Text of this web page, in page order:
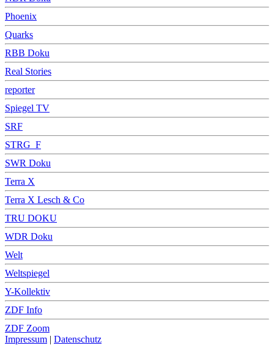
Phoenix
Quarks
RBB Doku
Real Stories
reporter
Spiegel TV
SRF
STRG_F
SWR Doku
Terra X
Terra X Lesch & Co
TRU DOKU
WDR Doku
Welt
Weltspiegel
Y-Kollektiv
ZDF Info
ZDF Zoom
Impressum | Datenschutz